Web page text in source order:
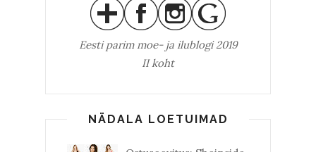
Eesti parim moe- ja ilublogi 2019
II koht
NÄDALA LOETUIMAD